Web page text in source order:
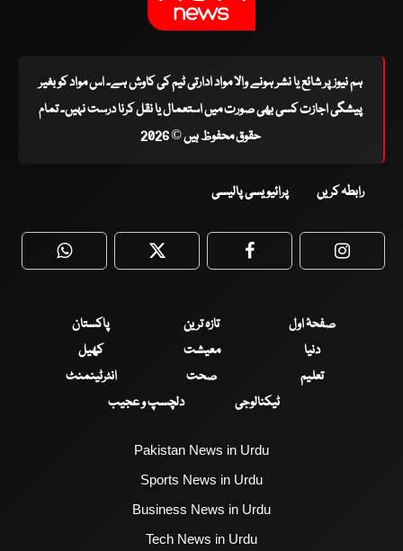
ہم نیوز پر شائع یا نشر ہونے والا مواد ادارتی ٹیم کی کاوش ہے۔ اس مواد کو بغیر
پیشگی اجازت کسی بھی صورت میں استعمال یا نقل کرنا درست نہیں۔ تمام
حقوق محفوظ ہیں © 2026
رابطہ کریں پرائیویسی پالیسی
WhatsApp Twitter Facebook
صفحۂ اول تازہ ترین
پاکستان
دنیا
معیشت
کھیل
تعلیم
صحت
انٹرٹینمنٹ
ٹیکنالوجی
دلچسپ و عجیب
Pakistan News in Urdu
Sports News in Urdu
Business News in Urdu
Tech News in Urdu